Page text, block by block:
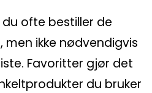
ofte bestiller de
ikke nødvendigvis
Favoritter gjør det
du bruker